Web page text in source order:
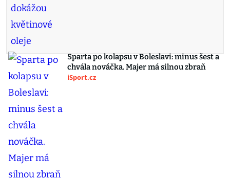
Sparta po kolapsu v Boleslavi: minus šest a
chvála nováčka. Majer má silnou zbraň
iSport.cz